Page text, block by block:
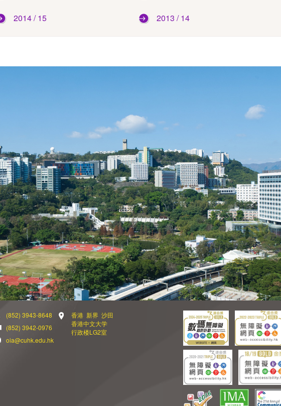
2014 / 15 2013 / 14
(852) 3943-8648
(852) 3942-0976
oia@cuhk.edu.hk
香港 新界 沙田
香港中文大学
行政楼LG2室